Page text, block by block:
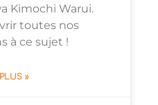
Kimochi Warui.
toutes nos
à ce sujet !
»